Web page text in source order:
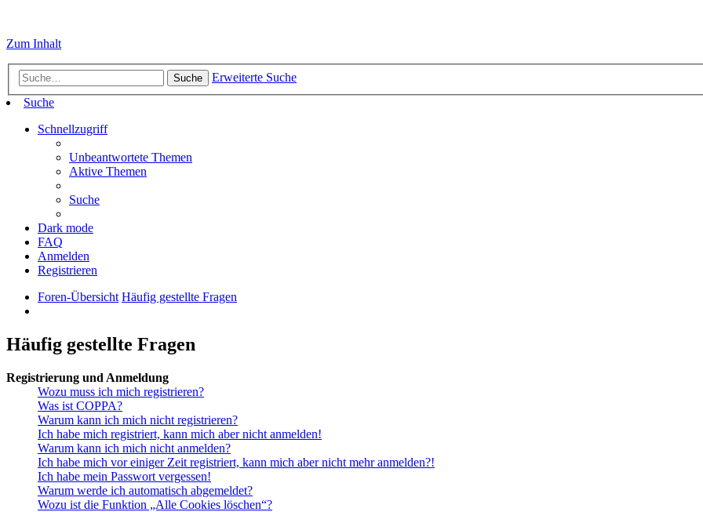
Zum Inhalt
Suche
Erweiterte Suche
Suche
Schnellzugriff
Unbeantwortete Themen
Aktive Themen
Suche
Dark mode
FAQ
Anmelden
Registrieren
Foren-Übersicht Häufig gestellte Fragen
Häufig gestellte Fragen
Registrierung und Anmeldung
Wozu muss ich mich registrieren?
Was ist COPPA?
Warum kann ich mich nicht registrieren?
Ich habe mich registriert, kann mich aber nicht anmelden!
Warum kann ich mich nicht anmelden?
Ich habe mich vor einiger Zeit registriert, kann mich aber nicht mehr anmelden?!
Ich habe mein Passwort vergessen!
Warum werde ich automatisch abgemeldet?
Wozu ist die Funktion „Alle Cookies löschen“?